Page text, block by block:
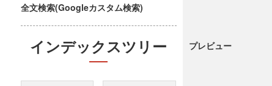
全文検索(Googleカスタム検索)
インデックスツリー プレビュー